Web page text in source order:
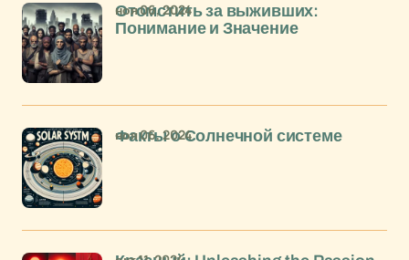
Отомстить за выживших:
Понимание и Значение
ноя 06, 2024
Факты о Солнечной системе
ноя 06, 2024